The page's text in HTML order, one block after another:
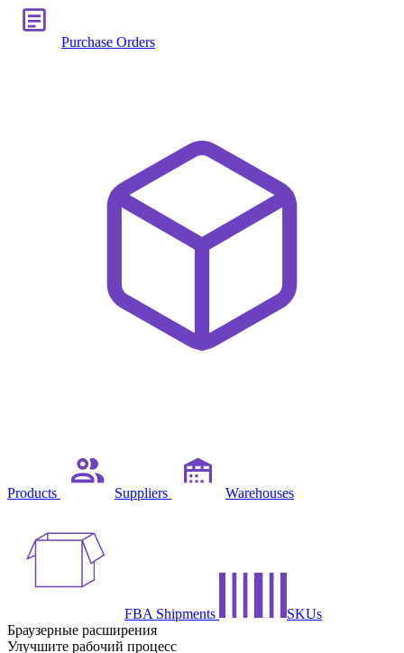
Purchase Orders
Products Suppliers Warehouses
FBA Shipments
SKUs
Браузерные расширения
Улучшите рабочий процесс